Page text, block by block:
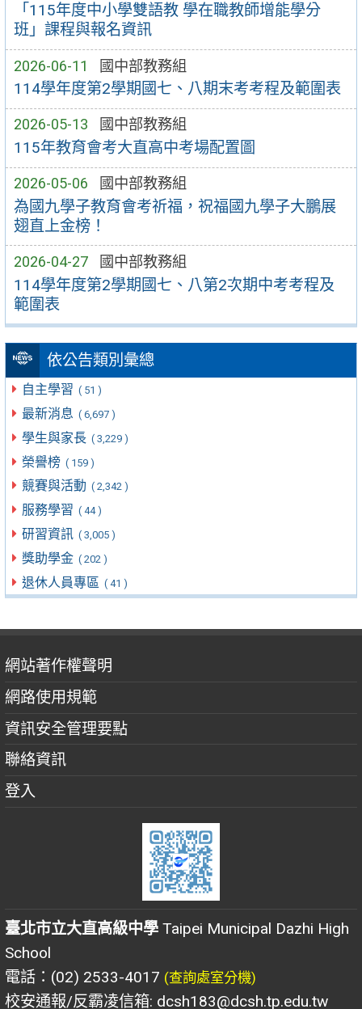
「115年度中小學雙語教 學在職教師增能學分
班」課程與報名資訊
2026-06-11 國中部教務組
114學年度第2學期國七、八期末考考程及範圍表
2026-05-13 國中部教務組
115年教育會考大直高中考場配置圖
2026-05-06 國中部教務組
為國九學子教育會考祈福，祝福國九學子大鵬展
翅直上金榜！
2026-04-27 國中部教務組
114學年度第2學期國七、八第2次期中考考程及
範圍表
依公告類別彙總
自主學習 ( 51 )
最新消息 ( 6,697 )
學生與家長 ( 3,229 )
榮譽榜 ( 159 )
競賽與活動 ( 2,342 )
服務學習 ( 44 )
研習資訊 ( 3,005 )
獎助學金 ( 202 )
退休人員專區 ( 41 )
網站著作權聲明
網路使用規範
資訊安全管理要點
聯絡資訊
登入
臺北市立大直高級中學 Taipei Municipal Dazhi High
School
電話：(02) 2533-4017 (查詢處室分機)
校安通報/反霸凌信箱: dcsh183@dcsh.tp.edu.tw